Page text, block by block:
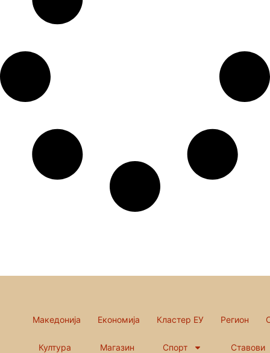
Македонија Економија Кластер ЕУ Регион
Култура Магазин Спорт Ставови